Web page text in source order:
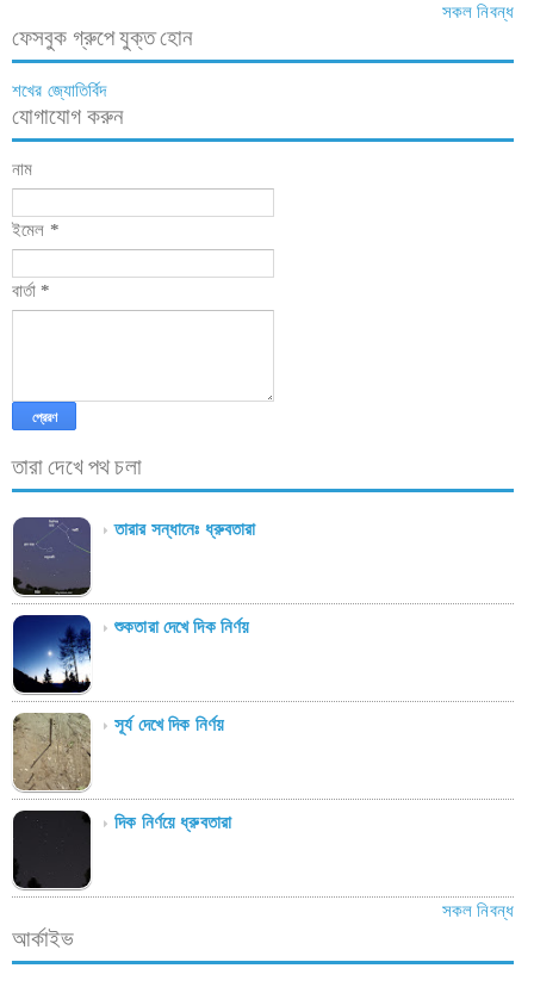
সকল নিবন্ধ
ফেসবুক গ্রুপে যুক্ত হোন
শখের জ্যোতির্বিদ
যোগাযোগ করুন
নাম
ইমেল *
বার্তা *
তারা দেখে পথ চলা
তারার সন্ধানেঃ ধ্রুবতারা
শুকতারা দেখে দিক নির্ণয়
সূর্য দেখে দিক নির্ণয়
দিক নির্ণয়ে ধ্রুবতারা
সকল নিবন্ধ
আর্কাইভ